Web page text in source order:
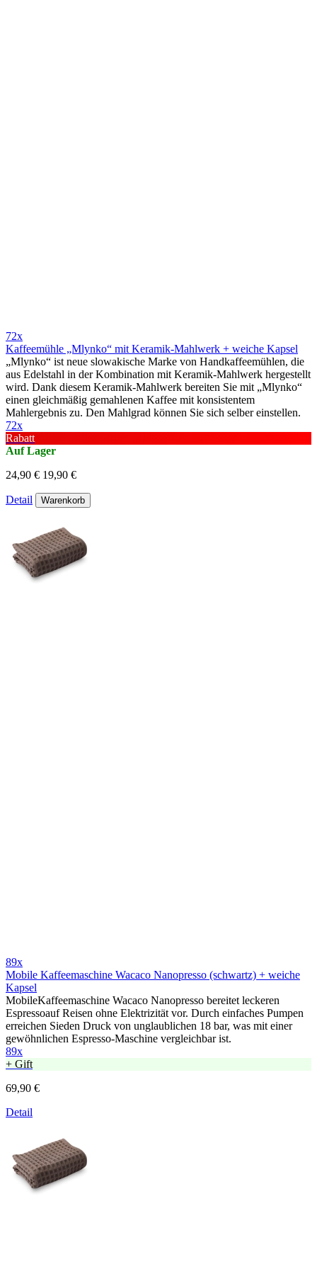
72x
Kaffeemühle „Mlynko“ mit Keramik-Mahlwerk + weiche Kapsel
„Mlynko“ ist neue slowakische Marke von Handkaffeemühlen, die
aus Edelstahl in der Kombination mit Keramik-Mahlwerk hergestellt
wird. Dank diesem Keramik-Mahlwerk bereiten Sie mit „Mlynko“
einen gleichmäßig gemahlenen Kaffee mit konsistentem
Mahlergebnis zu. Den Mahlgrad können Sie sich selber einstellen.
72x
Rabatt
Auf Lager
24,90 € 19,90 €
Detail Warenkorb
89x
Mobile Kaffeemaschine Wacaco Nanopresso (schwartz) + weiche
Kapsel
MobileKaffeemaschine Wacaco Nanopresso bereitet leckeren
Espressoauf Reisen ohne Elektrizität vor. Durch einfaches Pumpen
erreichen Sieden Druck von unglaublichen 18 bar, was mit einer
gewöhnlichen Espresso-Maschine vergleichbar ist.
89x
+ Gift
69,90 €
Detail